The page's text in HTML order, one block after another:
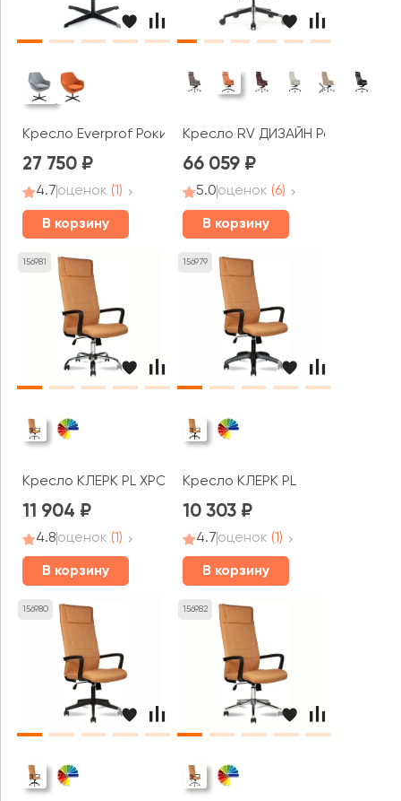
Кресло Everprof Роки / Rocky
27 750
4.7оценок (1)
В корзину
Кресло RV ДИЗАЙН Россо /
66 059
5.0оценок (6)
В корзину
156981
Кресло КЛЕРК PL ХРОМ
11 904
4.8оценок (1)
В корзину
156979
Кресло КЛЕРК PL
10 303
4.7оценок (1)
В корзину
156980 156982